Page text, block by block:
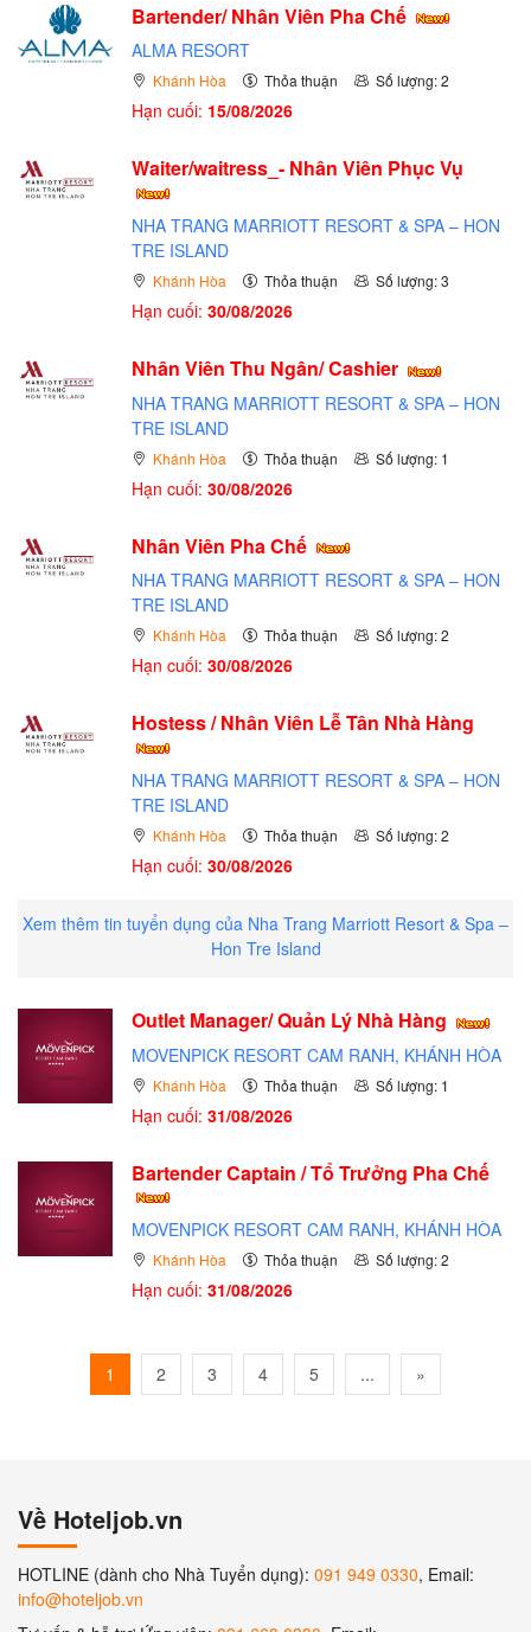
Bartender/ Nhân Viên Pha Chế
ALMA RESORT
Khánh Hòa Thỏa thuận Số lượng: 2
Hạn cuối: 15/08/2026
Waiter/waitress_- Nhân Viên Phục Vụ
NHA TRANG MARRIOTT RESORT & SPA – HON
TRE ISLAND
Khánh Hòa Thỏa thuận Số lượng: 3
Hạn cuối: 30/08/2026
Nhân Viên Thu Ngân/ Cashier
NHA TRANG MARRIOTT RESORT & SPA – HON
TRE ISLAND
Khánh Hòa Thỏa thuận Số lượng: 1
Hạn cuối: 30/08/2026
Nhân Viên Pha Chế
NHA TRANG MARRIOTT RESORT & SPA – HON
TRE ISLAND
Khánh Hòa Thỏa thuận Số lượng: 2
Hạn cuối: 30/08/2026
Hostess / Nhân Viên Lễ Tân Nhà Hàng
NHA TRANG MARRIOTT RESORT & SPA – HON
TRE ISLAND
Khánh Hòa Thỏa thuận Số lượng: 2
Hạn cuối: 30/08/2026
Xem thêm tin tuyển dụng của Nha Trang Marriott Resort & Spa –
Hon Tre Island
Outlet Manager/ Quản Lý Nhà Hàng
MOVENPICK RESORT CAM RANH, KHÁNH HÒA
Khánh Hòa Thỏa thuận Số lượng: 1
Hạn cuối: 31/08/2026
Bartender Captain / Tổ Trưởng Pha Chế
MOVENPICK RESORT CAM RANH, KHÁNH HÒA
Khánh Hòa Thỏa thuận Số lượng: 2
Hạn cuối: 31/08/2026
1 2 3 4 5 ... »
Về Hoteljob.vn
HOTLINE (dành cho Nhà Tuyển dụng): 091 949 0330, Email:
info@hoteljob.vn